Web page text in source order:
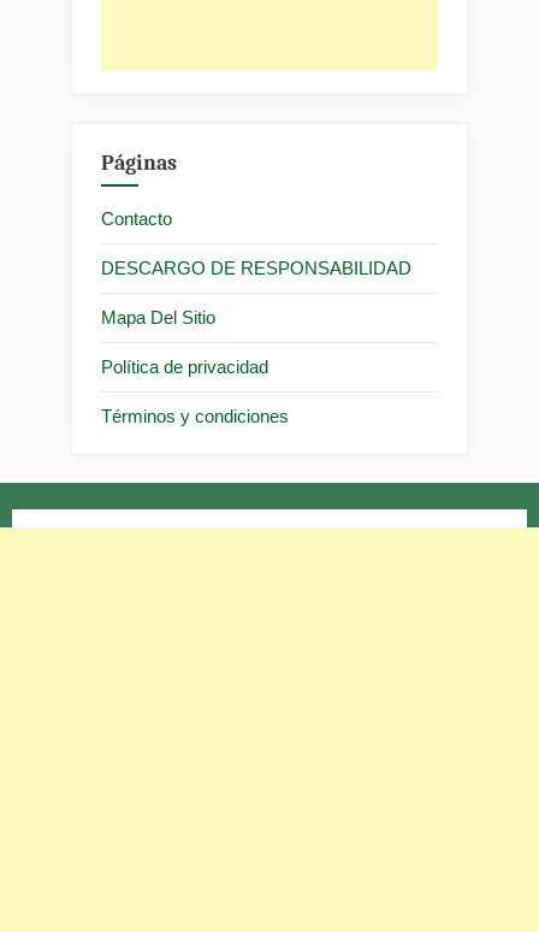
Páginas
Contacto
DESCARGO DE RESPONSABILIDAD
Mapa Del Sitio
Política de privacidad
Términos y condiciones